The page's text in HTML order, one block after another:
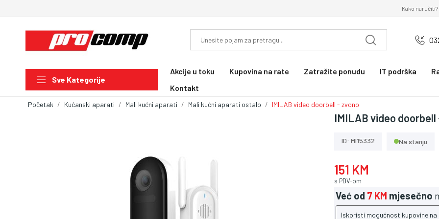
Kako naručiti?
Sve Kategorije
Akcije u toku Kupovina na rate Zatražite ponudu IT podrška
Kontakt
Početak Kućanski aparati Mali kućni aparati Mali kućni aparati ostalo IMILAB video doorbell - zvono
IMILAB video doorbell
ID: MI15332 Na stanju
151 KM
s PDV-om
Već od 7 KM mjesečno
Iskoristi mogućnost kupovine